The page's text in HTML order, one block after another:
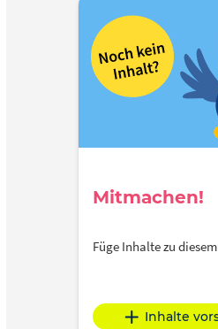
Mitmachen!
Füge Inhalte zu
Inhalte